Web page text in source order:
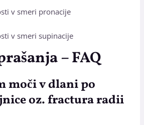
v smeri pronacije
v smeri supinacije
– FAQ
moči v dlani po
oz. fractura radii